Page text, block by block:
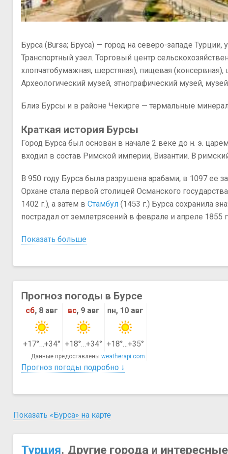
Бурса (Bursa; Бруса) — город на северо-западе
Транспортный узел. Торговый центр
хлопчатобумажная, шерстяная), пищевая
Археологический музей, этнографический музей,
Близ Бурсы и в районе Чекирге — термальные
Краткая история Бурсы
Город Бурса был основан в начале 2 веке до н. э.
входил в состав Римской империи, Византии. В
В 950 году Бурса была разрушена арабами, в 1097 ее
Орхане стала первой столицей Османского
1402 г.), а затем в Стамбул (1453 г.) Бурса сохранила
пострадал от землетрясений в феврале и апреле
Показать больше
Прогноз погоды в Бурсе
сб, 8 авг вс, 9 авг пн, 10 авг
+17°…+34° +18°…+34° +18°…+35°
Данные предоставлены weatherapi.com
Прогноз погоды подробно ↓
Показать «Бурса» на карте
Турция. Другие города и